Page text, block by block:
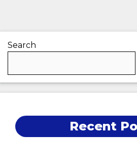
Search
Recent